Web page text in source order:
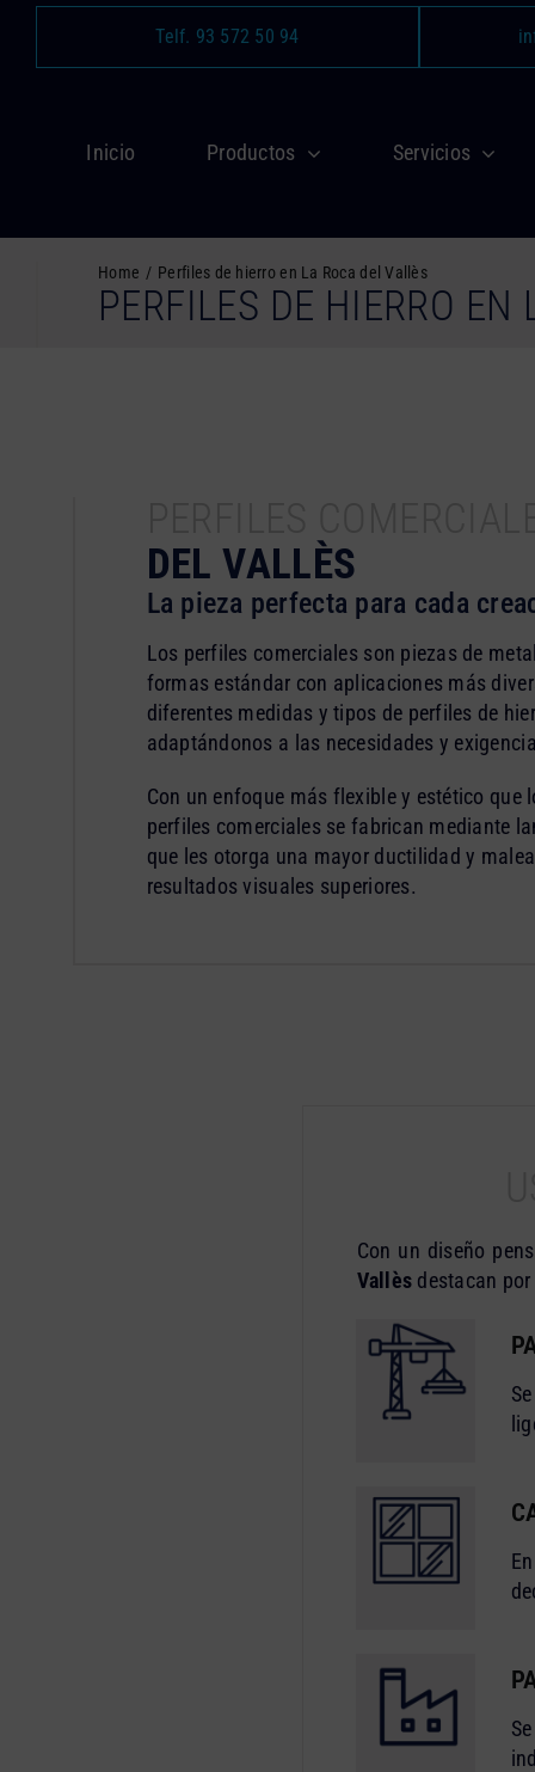
Saltar
contenido
Telf. 93 572 50 94
Inicio Productos Servicios
Home Perfiles de hierro en La Roca del Vallès
PERFILES DE HIERRO EN
DEL VALLÈS
La pieza perfecta para cada
Los perfiles comerciales son piezas de
formas estándar con aplicaciones más
diferentes medidas y tipos de perfiles de
adaptándonos a las necesidades y
Con un enfoque más flexible y estético que
perfiles comerciales se fabrican mediante
que les otorga una mayor ductilidad y
resultados visuales superiores.
Con un diseño
Vallès destacan